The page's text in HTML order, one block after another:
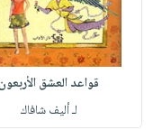
قواعد العشق الأربعون
لـ أليف شافاك